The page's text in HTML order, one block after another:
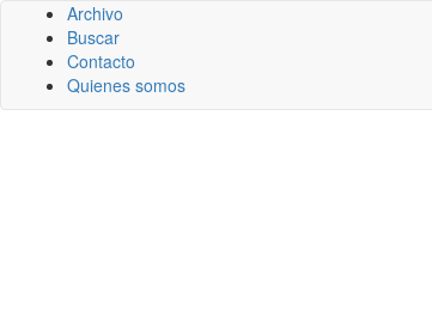
Archivo
Buscar
Contacto
Quienes somos